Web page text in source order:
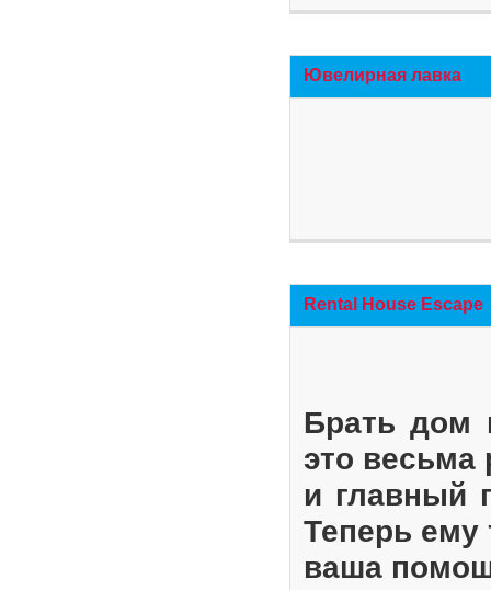
Ювелирная лавка
Rental House Escape
Брать дом
это весьма
и главный
Теперь ему
ваша